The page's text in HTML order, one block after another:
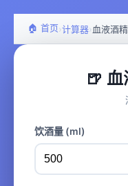
🏠 首页›计算器›血液酒
🍺
饮酒量 (ml)